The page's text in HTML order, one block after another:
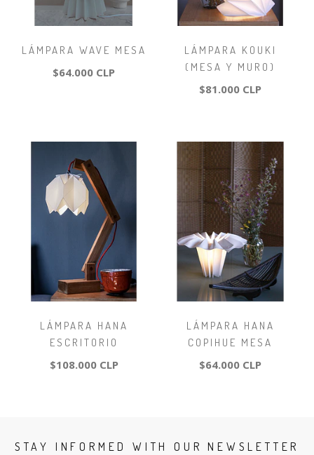
LÁMPARA WAVE MESA
$64.000 CLP
LÁMPARA KOUKI
(MESA Y MURO)
$81.000 CLP
LÁMPARA HANA
ESCRITORIO
$108.000 CLP
LÁMPARA HANA
COPIHUE MESA
$64.000 CLP
STAY INFORMED WITH OUR NEWSLETTER